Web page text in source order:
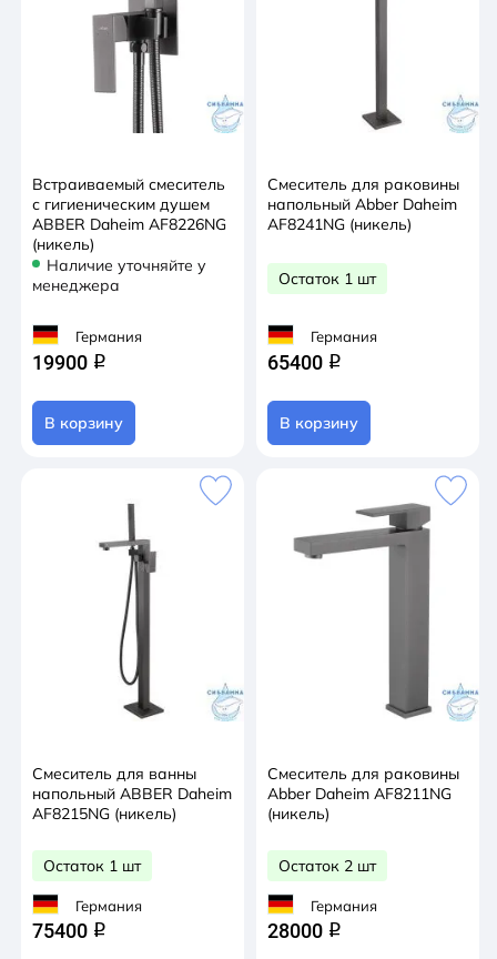
Встраиваемый смеситель
с гигиеническим душем
ABBER Daheim AF8226NG
(никель)
Наличие уточняйте у
менеджера
Германия
19900 q
В корзину
Смеситель для раковины
напольный Abber Daheim
AF8241NG (никель)
Остаток 1 шт
Германия
65400 q
В корзину
Смеситель для ванны
напольный ABBER Daheim
AF8215NG (никель)
Остаток 1 шт
Германия
75400 q
Смеситель для раковины
Abber Daheim AF8211NG
(никель)
Остаток 2 шт
Германия
28000 q